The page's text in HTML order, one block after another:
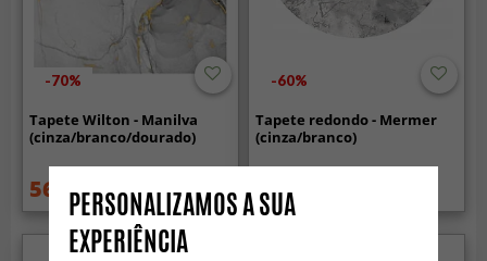
-70%
Tapete Wilton - Manilva
(cinza/branco/dourado)
56.99 € 189 €
-60%
Tapete redondo - Mermer
(cinza/branco)
33.99 €
PERSONALIZAMOS A SUA
EXPERIÊNCIA